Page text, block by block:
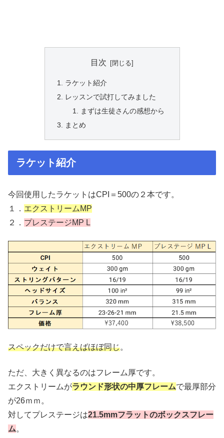
目次
ラケット紹介
レッスンで試打してみました
まずは生徒さんの感想から
まとめ
ラケット紹介
今回使用したラケットはCPI＝500の２本です。
１． エクストリームMP
２． プレステージMP L
スペックだけで言えばほぼ同じ。
ただ、大きく異なるのはフレーム厚です。
エクストリームがラウンド形状の中厚フレームで最厚部分
が26ｍｍ。
対してプレステージは21.5mmフラットのボックスフレー
ム。